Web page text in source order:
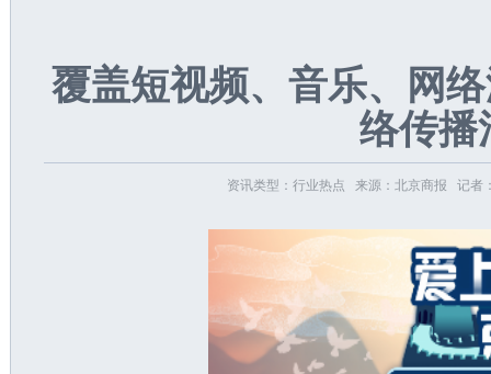
覆盖短视频、音乐、网
络传播
资讯类型：行业热点 来源：北京商报 记者